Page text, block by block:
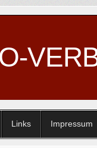
Links Impressum